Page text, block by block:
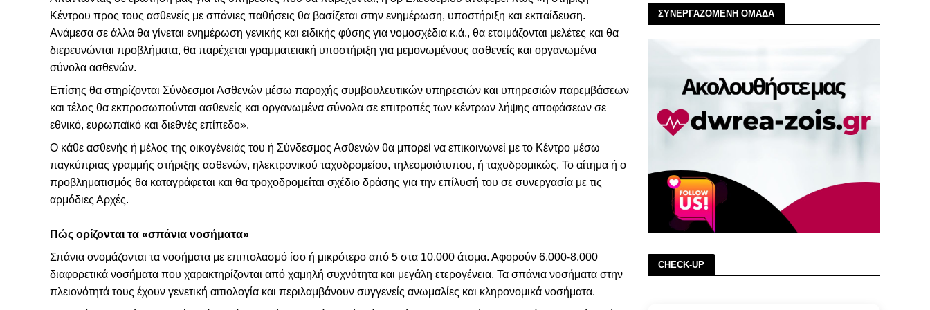
Κέντρου προς τους ασθενείς με σπάνιες παθήσεις θα βασίζεται στην ενημέρωση, υποστήριξη και εκπαίδευση.
Ανάμεσα σε άλλα θα γίνεται ενημέρωση γενικής και ειδικής φύσης για νομοσχέδια κ.ά., θα ετοιμάζονται μελέτες και θα
διερευνώνται προβλήματα, θα παρέχεται γραμματειακή υποστήριξη για μεμονωμένους ασθενείς και οργανωμένα
σύνολα ασθενών.
Επίσης θα στηρίζονται Σύνδεσμοι Ασθενών μέσω παροχής συμβουλευτικών υπηρεσιών και υπηρεσιών παρεμβάσεων
και τέλος θα εκπροσωπούνται ασθενείς και οργανωμένα σύνολα σε επιτροπές των κέντρων λήψης αποφάσεων σε
εθνικό, ευρωπαϊκό και διεθνές επίπεδο».
Ο κάθε ασθενής ή μέλος της οικογένειάς του ή Σύνδεσμος Ασθενών θα μπορεί να επικοινωνεί με το Κέντρο μέσω
παγκύπριας γραμμής στήριξης ασθενών, ηλεκτρονικού ταχυδρομείου, τηλεομοιότυπου, ή ταχυδρομικώς. Το αίτημα ή ο
προβληματισμός θα καταγράφεται και θα τροχοδρομείται σχέδιο δράσης για την επίλυσή του σε συνεργασία με τις
αρμόδιες Αρχές.
Πώς ορίζονται τα «σπάνια νοσήματα»
Σπάνια ονομάζονται τα νοσήματα με επιπολασμό ίσο ή μικρότερο από 5 στα 10.000 άτομα. Αφορούν 6.000-8.000
διαφορετικά νοσήματα που χαρακτηρίζονται από χαμηλή συχνότητα και μεγάλη ετερογένεια. Τα σπάνια νοσήματα στην
πλειονότητά τους έχουν γενετική αιτιολογία και περιλαμβάνουν συγγενείς ανωμαλίες και κληρονομικά νοσήματα.
ΣΥΝΕΡΓΑΖΟΜΕΝΗ ΟΜΑΔΑ
CHECK-UP